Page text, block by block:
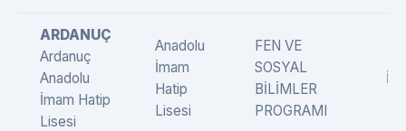
ARDANUÇ
Ardanuç
Anadolu
İmam Hatip
Lisesi
Anadolu
İmam
Hatip
Lisesi
FEN VE
SOSYAL
BİLİMLER
PROGRAMI